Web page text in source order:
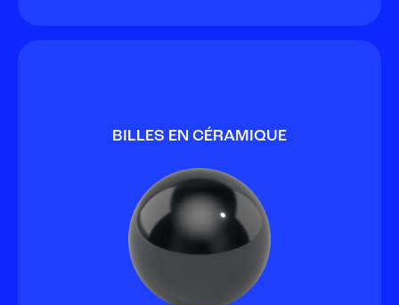
BILLES EN CÉRAMIQUE